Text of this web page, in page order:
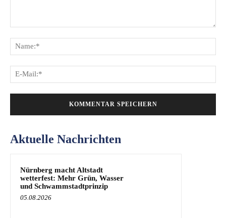
Aktuelle Nachrichten
Nürnberg macht Altstadt
wetterfest: Mehr Grün, Wasser
und Schwammstadtprinzip
05.08.2026